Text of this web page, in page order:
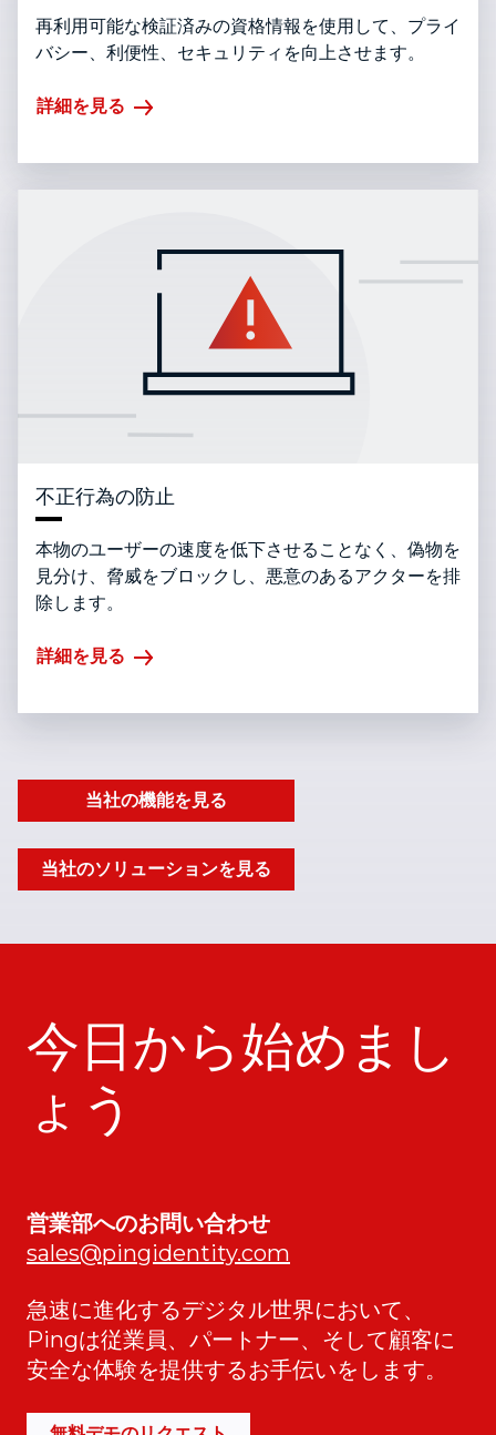
再利用可能な検証済みの資格情報を使用して、プライ
バシー、利便性、セキュリティを向上させます。
詳細を見る
不正行為の防止
本物のユーザーの速度を低下させることなく、偽物を
見分け、脅威をブロックし、悪意のあるアクターを排
除します。
詳細を見る
当社の機能を見る
当社のソリューションを見る
今日から始めまし
ょう
営業部へのお問い合わせ
sales@pingidentity.com
急速に進化するデジタル世界において、
Pingは従業員、パートナー、そして顧客に
安全な体験を提供するお手伝いをします。